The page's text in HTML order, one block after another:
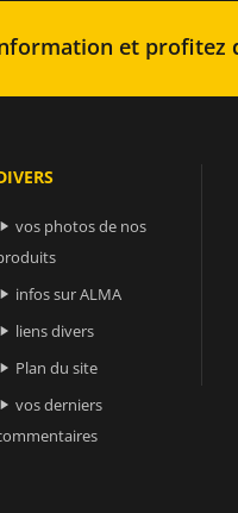
et profitez
 vos photos de nos
 infos sur ALMA
 liens divers
 Plan du site
 vos derniers